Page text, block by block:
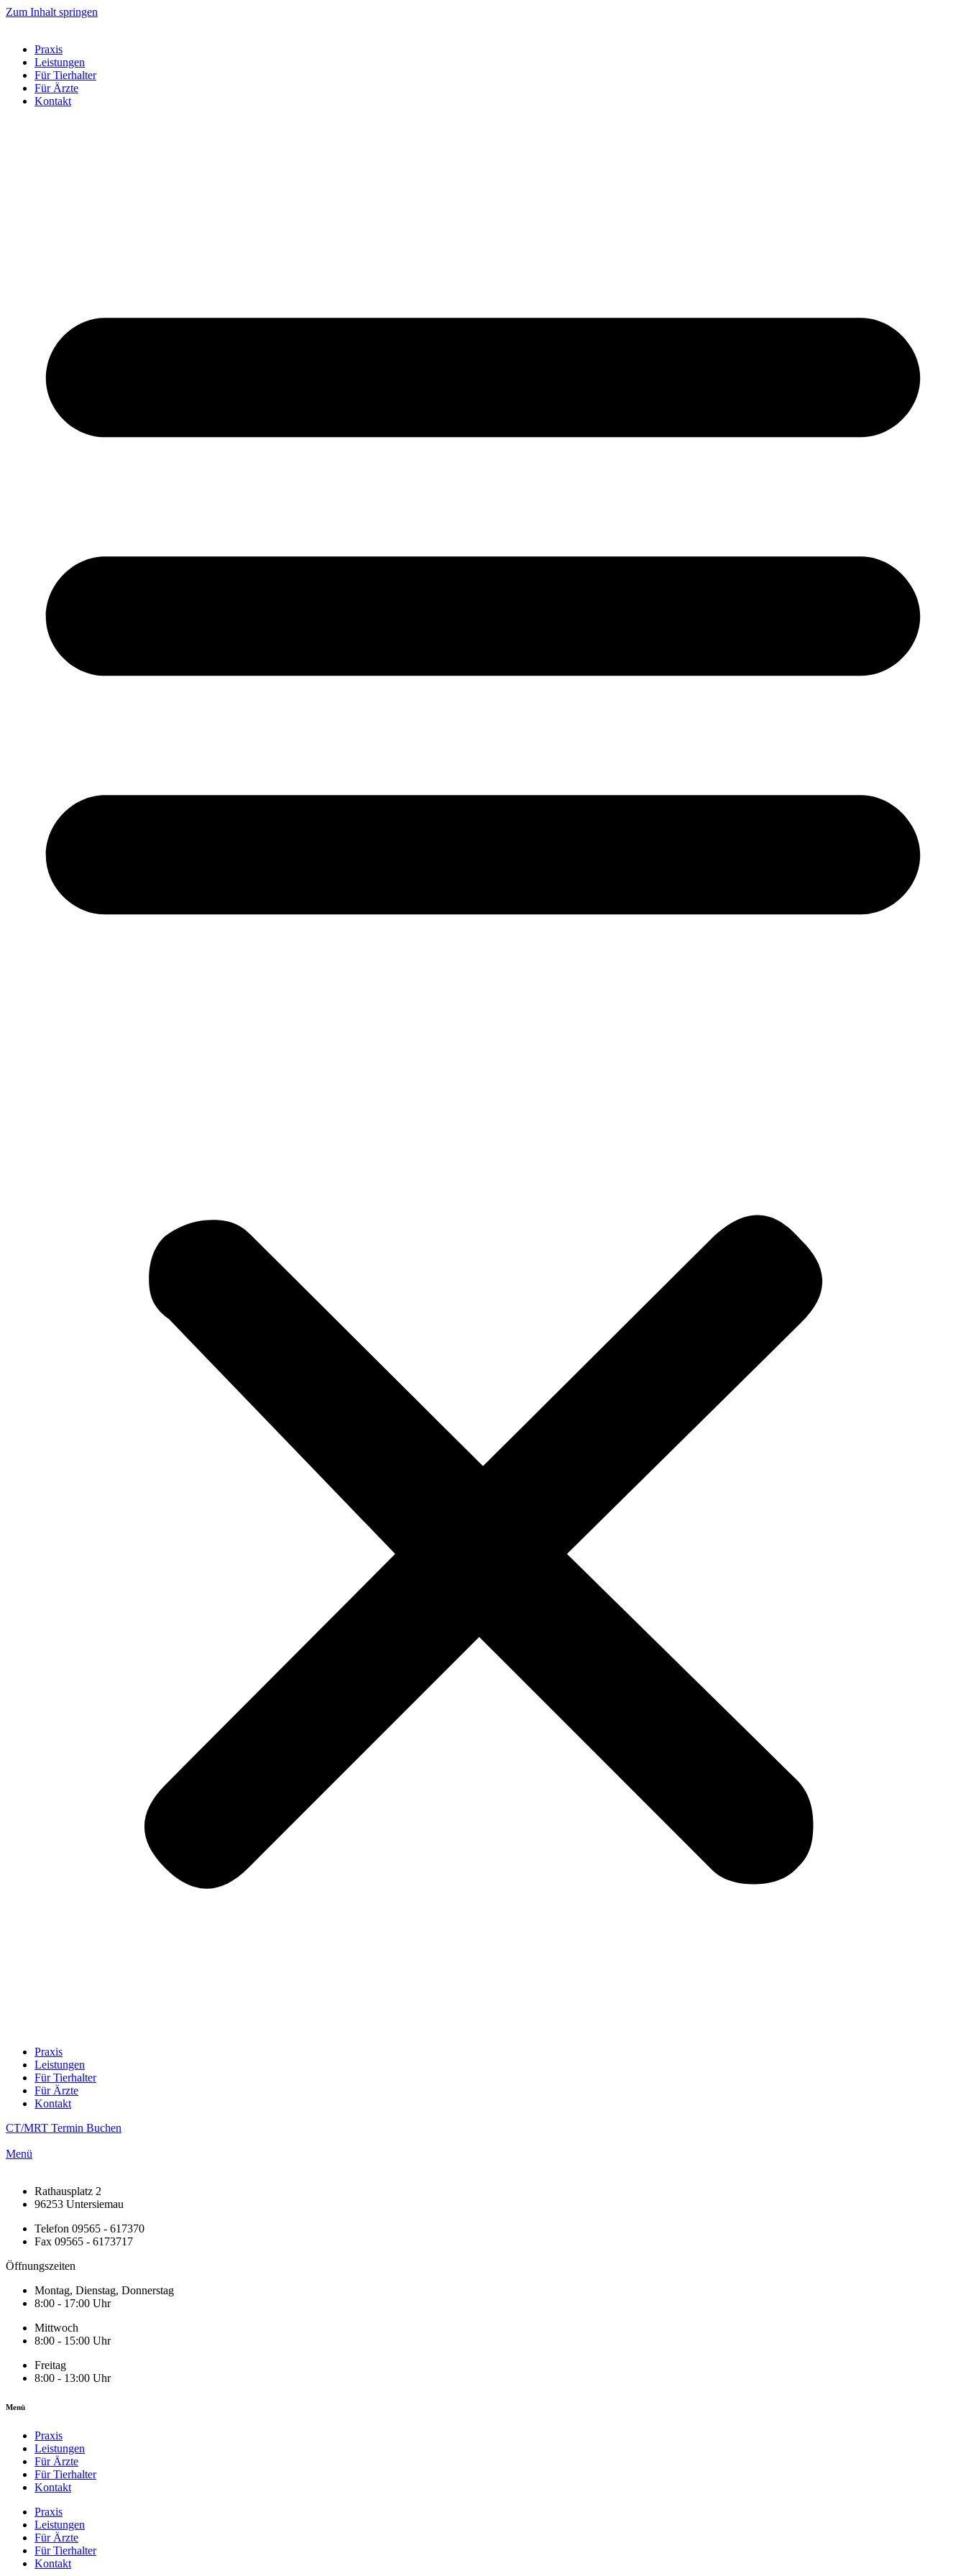
Zum Inhalt springen
Praxis
Leistungen
Für Tierhalter
Für Ärzte
Kontakt
Praxis
Leistungen
Für Tierhalter
Für Ärzte
Kontakt
CT/MRT Termin Buchen
Menü
Rathausplatz 2
96253 Untersiemau
Telefon 09565 - 617370
Fax 09565 - 6173717
Öffnungszeiten
Montag, Dienstag, Donnerstag
8:00 - 17:00 Uhr
Mittwoch
8:00 - 15:00 Uhr
Freitag
8:00 - 13:00 Uhr
Menü
Praxis
Leistungen
Für Ärzte
Für Tierhalter
Kontakt
Praxis
Leistungen
Für Ärzte
Für Tierhalter
Kontakt